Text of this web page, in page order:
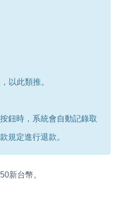
以此類推。
鈕時，系統會自動記錄取
規定進行退款。
新台幣。